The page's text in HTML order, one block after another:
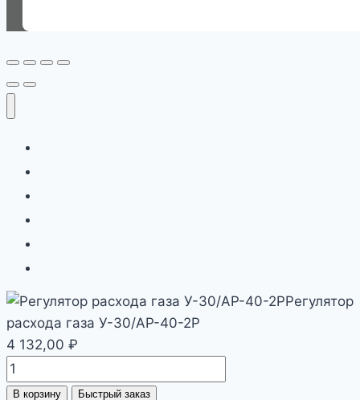
Регулятор
расхода газа У-30/АР-40-2Р
4 132,00 ₽
Количество
товара
В корзину Быстрый заказ